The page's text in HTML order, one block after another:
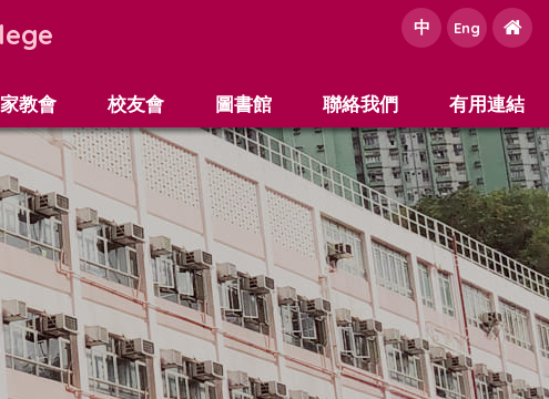
中 Eng
家教會 校友會 圖書館 聯絡我們 有用連結